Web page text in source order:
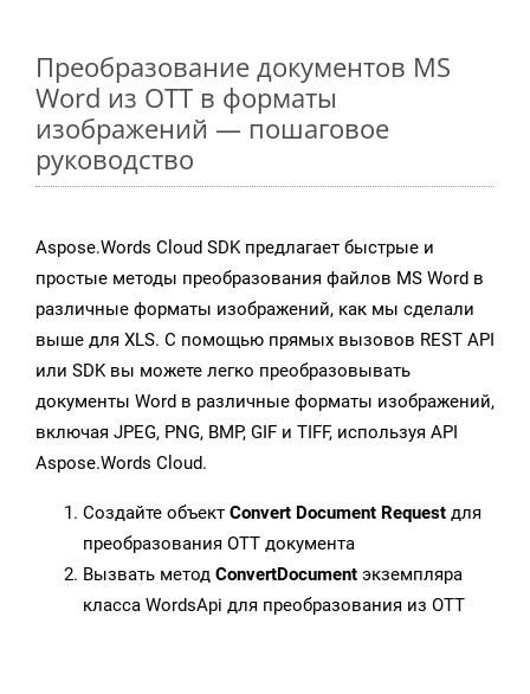
Преобразование документов MS
Word из OTT в форматы
изображений — пошаговое
руководство
Aspose.Words Cloud SDK предлагает быстрые и
простые методы преобразования файлов MS Word в
различные форматы изображений, как мы сделали
выше для XLS. С помощью прямых вызовов REST API
или SDK вы можете легко преобразовывать
документы Word в различные форматы изображений,
включая JPEG, PNG, BMP, GIF и TIFF, используя API
Aspose.Words Cloud.
Создайте объект Convert Document Request для
преобразования OTT документа
Вызвать метод ConvertDocument экземпляра
класса WordsApi для преобразования из OTT